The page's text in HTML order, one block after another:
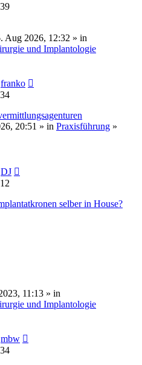
Aug 2026, 12:32 » in
und Implantologie
franko
20:51 » in Praxisführung »
DJ
selber in House?
11:13 » in
und Implantologie
mbw